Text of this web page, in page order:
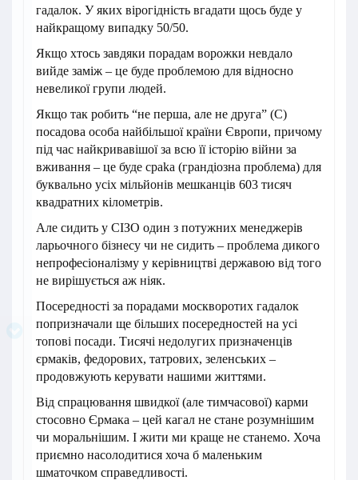
гадалок. У яких вірогідність вгадати щось буде у
найкращому випадку 50/50.
Якщо хтось завдяки порадам ворожки невдало
вийде заміж – це буде проблемою для відносно
невеликої групи людей.
Якщо так робить “не перша, але не друга” (С)
посадова особа найбільшої країни Європи, причому
під час найкривавішої за всю її історію війни за
вживання – це буде cpаkа (грандіозна проблема) для
буквально усіх мільйонів мешканців 603 тисяч
квадратних кілометрів.
Але сидить у СІЗО один з потужних менеджерів
ларьочного бізнесу чи не сидить – проблема дикого
непрофесіоналізму у керівництві державою від того
не вирішується аж ніяк.
Посередності за порадами москворотих гадалок
попризначали ще більших посередностей на усі
топові посади. Тисячі недолугих призначенців
єрмаків, федорових, татрових, зеленських –
продовжують керувати нашими життями.
Від спрацювання швидкої (але тимчасової) карми
стосовно Єрмака – цей кагал не стане розумнішим
чи моральнішим. І жити ми краще не станемо. Хоча
приємно насолодитися хоча б маленьким
шматочком справедливості.